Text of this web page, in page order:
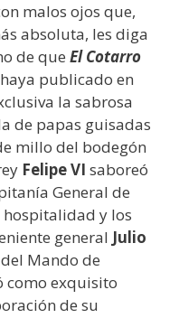
malos ojos que,
absoluta, les diga
de que El Cotarro
publicado en
la sabrosa
de papas guisadas
millo del bodegón
Felipe VI saboreó
General de
hospitalidad y los
general Julio
Mando de
como exquisito
de su